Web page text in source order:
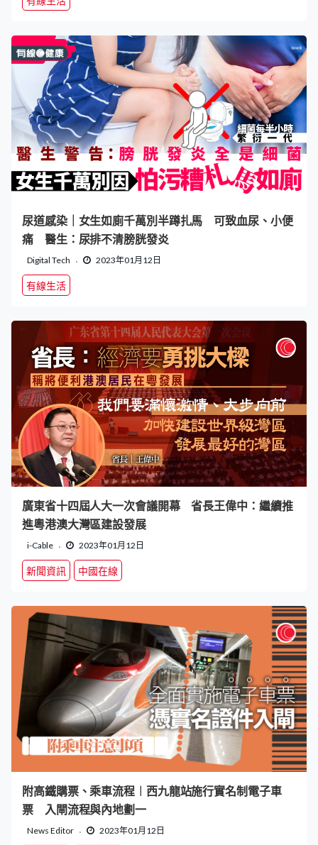
尿道感染｜女生如廁千萬別半蹲扎馬 可致血尿、小便
痛 醫生：尿排不清膀胱發炎
Digital Tech 2023年01月12日
有線生活
廣東省十四屆人大一次會議開幕 省長王偉中：繼續推
進粵港澳大灣區建設發展
i-Cable 2023年01月12日
新聞資訊 中國在線
附高鐵購票、乘車流程︱西九龍站施行實名制電子車
票 入閘流程與內地劃一
News Editor 2023年01月12日